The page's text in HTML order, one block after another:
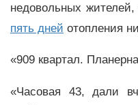
недовольных
пять дней отопления
«909 квартал.
«Часовая 43, дали